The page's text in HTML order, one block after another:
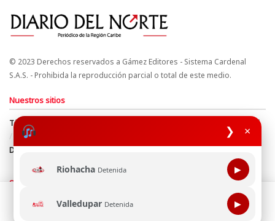
❯ ×
Riohacha Detenida ▶
Valledupar Detenida ▶
© 2023 Derechos reservados a Gámez Editores - Sistema Cardenal
S.A.S. - Prohibida la reproducción parcial o total de este medio.
Nuestros sitios
Términos y Condiciones
Derechos de Autor y Propiedad Intelectual
Política de uso de cookies
Política de Tratamiento de Datos
Directrices Editoriales
Síguenos
Esta página web usa cookie para mejorar tu experiencia de
navegación, al continuar aceptas nuestra política de uso de